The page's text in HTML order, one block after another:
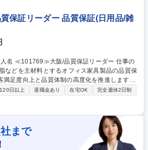
用や連携面でも助けあっている職場です。また
型教育研修施設を有し、三井化学G全体の安全
ます。 募集職種 【千葉(茂原)/製
迎/三交替制/転勤無/車通勤可
保証リーダー 品質保証(日用品/雑
などを主材料とするオフィス家具製品の品質保
満足度向上と品質体制の高度化を推進します。
グローバル領域まで幅広く関わる重要なポジシ
具合事象の原因分析と対策立案、新製品開発時
品質規格の整備・見直し・運用、海外拠点の品
善などを担当。将来的には品質保証チームのグ
集職種 ≪101769≫大阪/品
日以上 退職金あり 在宅OK
完全週休2日制
まで